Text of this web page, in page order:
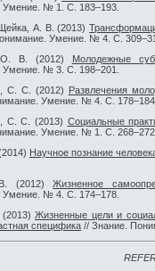
Умение. № 1. С. 183–193.
А. В. (2013)
Умение. № 4. С.
О. В. (2012)
Молодежные
Умение. № 3. С. 198–201.
С. С. (2012)
Развлечения
Умение. № 4. С.
С. С. (2013) Социальные
Умение. № 1. С.
Научное познание
(2012)Жизненное
Умение. № 4. С. 174–178.
Жизненные цели и
специфика // Знание.